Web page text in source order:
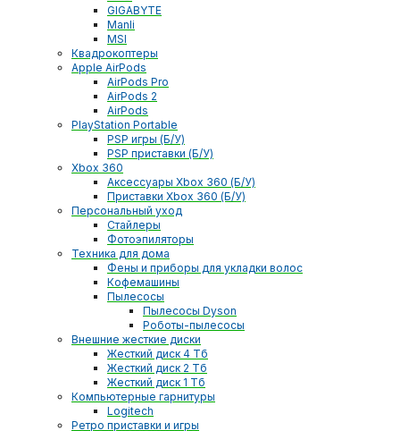
GIGABYTE
Manli
MSI
Квадрокоптеры
Apple AirPods
AirPods Pro
AirPods 2
AirPods
PlayStation Portable
PSP игры (Б/У)
PSP приставки (Б/У)
Xbox 360
Аксессуары Xbox 360 (Б/У)
Приставки Xbox 360 (Б/У)
Персональный уход
Стайлеры
Фотоэпиляторы
Техника для дома
Фены и приборы для укладки волос
Кофемашины
Пылесосы
Пылесосы Dyson
Роботы-пылесосы
Внешние жесткие диски
Жесткий диск 4 Тб
Жесткий диск 2 Тб
Жесткий диск 1 Тб
Компьютерные гарнитуры
Logitech
Ретро приставки и игры